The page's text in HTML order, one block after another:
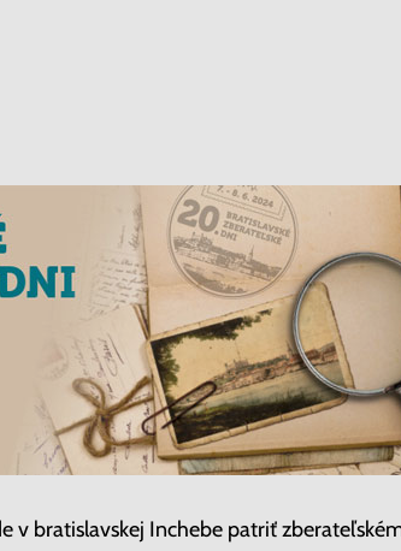
v bratislavskej Inchebe patriť